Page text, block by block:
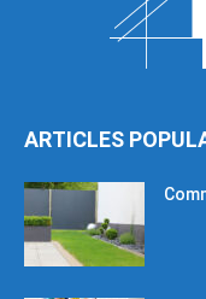
ARTICLES